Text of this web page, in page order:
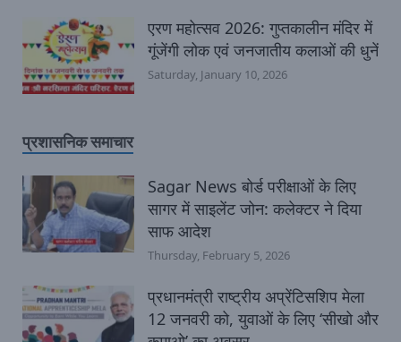
एरण महोत्सव 2026: गुप्तकालीन मंदिर में
गूंजेंगी लोक एवं जनजातीय कलाओं की धुनें
Saturday, January 10, 2026
प्रशासनिक समाचार
Sagar News बोर्ड परीक्षाओं के लिए
सागर में साइलेंट जोन: कलेक्टर ने दिया
साफ आदेश
Thursday, February 5, 2026
प्रधानमंत्री राष्ट्रीय अप्रेंटिसशिप मेला
12 जनवरी को, युवाओं के लिए ‘सीखो और